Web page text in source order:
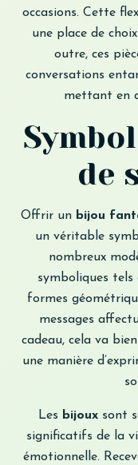
occasions. Cette
une place de
outre, ces
conversations
mettant en
de
Offrir un bijou
un véritable
nombreux
symboliques tels
formes
messages
cadeau, cela va
une manière
Les bijouxsont
significatifs de la
émotionnelle.